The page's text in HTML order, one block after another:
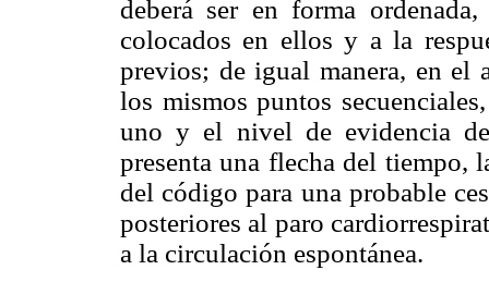
deberá ser en forma
colocados en ellos y a la
previos; de igual manera, en el
los mismos puntos
uno y el nivel de evidencia
presenta una flecha del tiempo,
del código para una probable
posteriores al paro
a la circulación espontánea.